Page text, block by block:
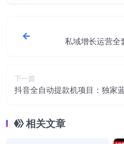
私域增长运营全
下一篇
抖音全自动提款机项目：独家
相关文章